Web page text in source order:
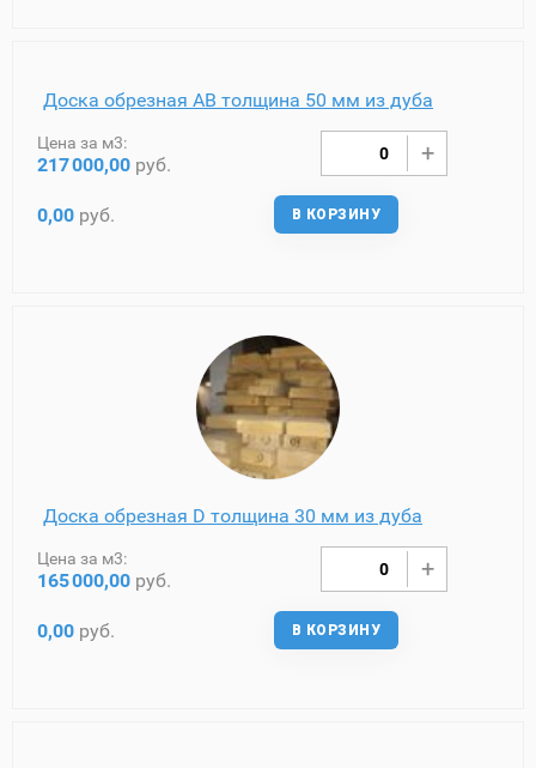
Доска обрезная AB толщина 50 мм из дуба
Цена за м3:
217000,00 руб.
0,00 руб. В КОРЗИНУ
Доска обрезная D толщина 30 мм из дуба
Цена за м3:
165000,00 руб.
0,00 руб. В КОРЗИНУ